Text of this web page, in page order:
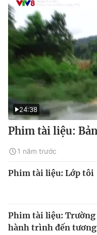
24:38
Phim tài liệu:
1 năm trước
Phim tài liệu: Lớp tôi
Phim tài liệu: Trường
hành trình đến